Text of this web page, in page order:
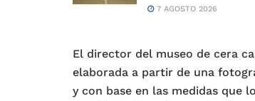
7 AGOSTO 2026
El director del museo de cera
elaborada a partir de una
y con base en las medidas que